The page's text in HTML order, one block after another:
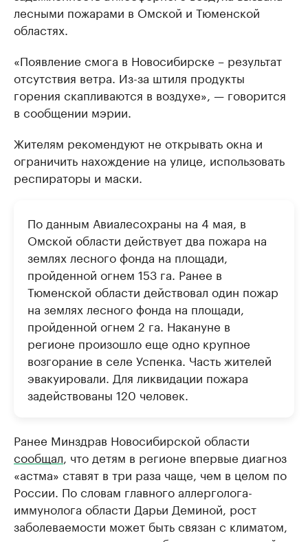
лесными пожарами в Омской и Тюменской
областях.
«Появление смога в Новосибирске – результат
отсутствия ветра. Из-за штиля продукты
горения скапливаются в воздухе», — говорится
в сообщении мэрии.
Жителям рекомендуют не открывать окна и
ограничить нахождение на улице, использовать
респираторы и маски.
По данным Авиалесохраны на 4 мая, в
Омской области действует два пожара на
землях лесного фонда на площади,
пройденной огнем 153 га. Ранее в
Тюменской области действовал один пожар
на землях лесного фонда на площади,
пройденной огнем 2 га. Накануне в
регионе произошло еще одно крупное
возгорание в селе Успенка. Часть жителей
эвакуировали. Для ликвидации пожара
задействованы 120 человек.
Ранее Минздрав Новосибирской области
сообщал, что детям в регионе впервые диагноз
«астма» ставят в три раза чаще, чем в целом по
России. По словам главного аллерголога-
иммунолога области Дарьи Деминой, рост
заболеваемости может быть связан с климатом,